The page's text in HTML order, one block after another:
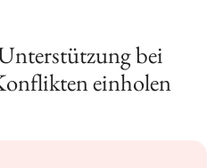
bei
einholen